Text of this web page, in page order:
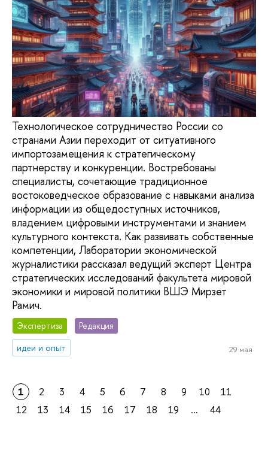
Технологическое сотрудничество России со
странами Азии переходит от ситуативного
импортозамещения к стратегическому
партнерству и конкуренции. Востребованы
специалисты, сочетающие традиционное
востоковедческое образование с навыками анализа
информации из общедоступных источников,
владением цифровыми инструментами и знанием
культурного контекста. Как развивать собственные
компетенции, Лаборатории экономической
журналистики рассказал ведущий эксперт Центра
стратегических исследований факультета мировой
экономики и мировой политики ВШЭ Мирзет
Рамич.
Экспертиза
Редакция
идеи и опыт
29 мая
1 2 3 4 5 6 7 8 9 10
11
12
13 14 15 16 17 18 19 ... 44